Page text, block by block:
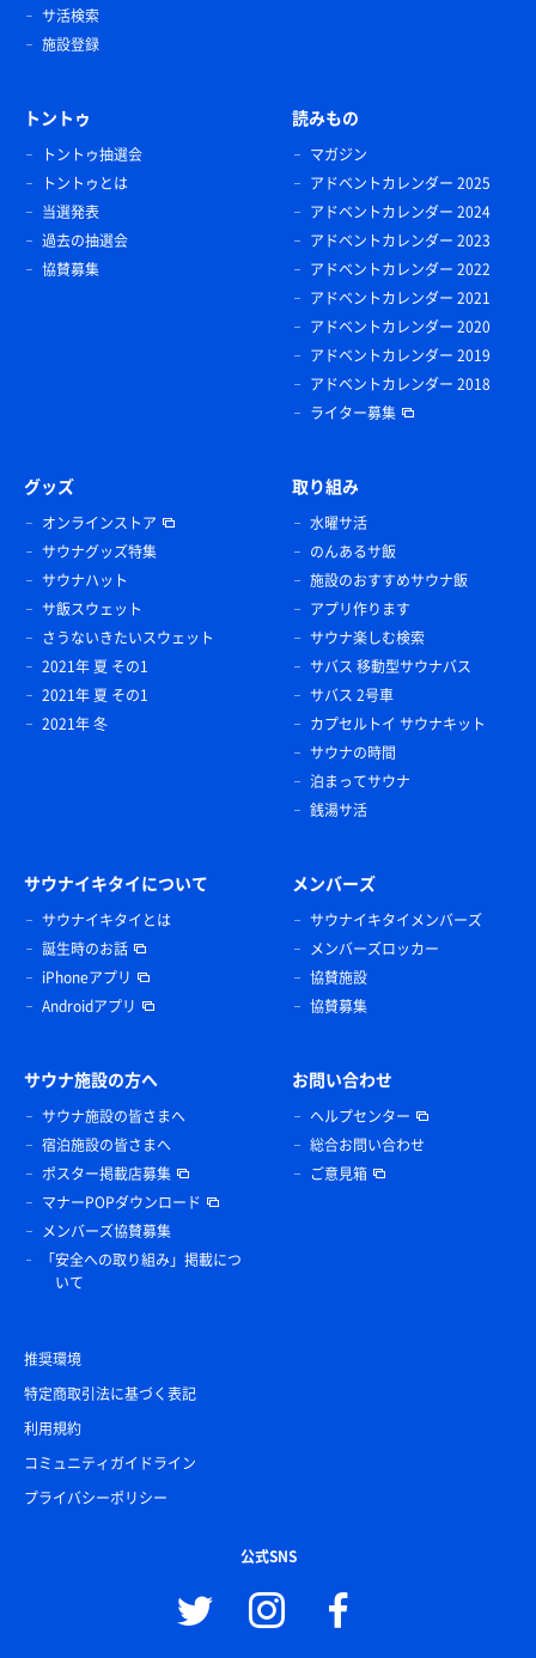
サ活検索
施設登録
トントゥ
トントゥ抽選会
トントゥとは
当選発表
過去の抽選会
協賛募集
読みもの
マガジン
アドベントカレンダー 2025
アドベントカレンダー 2024
アドベントカレンダー 2023
アドベントカレンダー 2022
アドベントカレンダー 2021
アドベントカレンダー 2020
アドベントカレンダー 2019
アドベントカレンダー 2018
ライター募集
グッズ
オンラインストア
サウナグッズ特集
サウナハット
サ飯スウェット
さうないきたいスウェット
2021年 夏 その1
2021年 夏 その1
2021年 冬
取り組み
水曜サ活
のんあるサ飯
施設のおすすめサウナ飯
アプリ作ります
サウナ楽しむ検索
サバス 移動型サウナバス
サバス 2号車
カプセルトイ サウナキット
サウナの時間
泊まってサウナ
銭湯サ活
サウナイキタイについて
サウナイキタイとは
誕生時のお話
iPhoneアプリ
Androidアプリ
メンバーズ
サウナイキタイメンバーズ
メンバーズロッカー
協賛施設
協賛募集
サウナ施設の方へ
サウナ施設の皆さまへ
宿泊施設の皆さまへ
ポスター掲載店募集
マナーPOPダウンロード
メンバーズ協賛募集
「安全への取り組み」掲載につ
いて
お問い合わせ
ヘルプセンター
総合お問い合わせ
ご意見箱
推奨環境
特定商取引法に基づく表記
利用規約
コミュニティガイドライン
プライバシーポリシー
公式SNS